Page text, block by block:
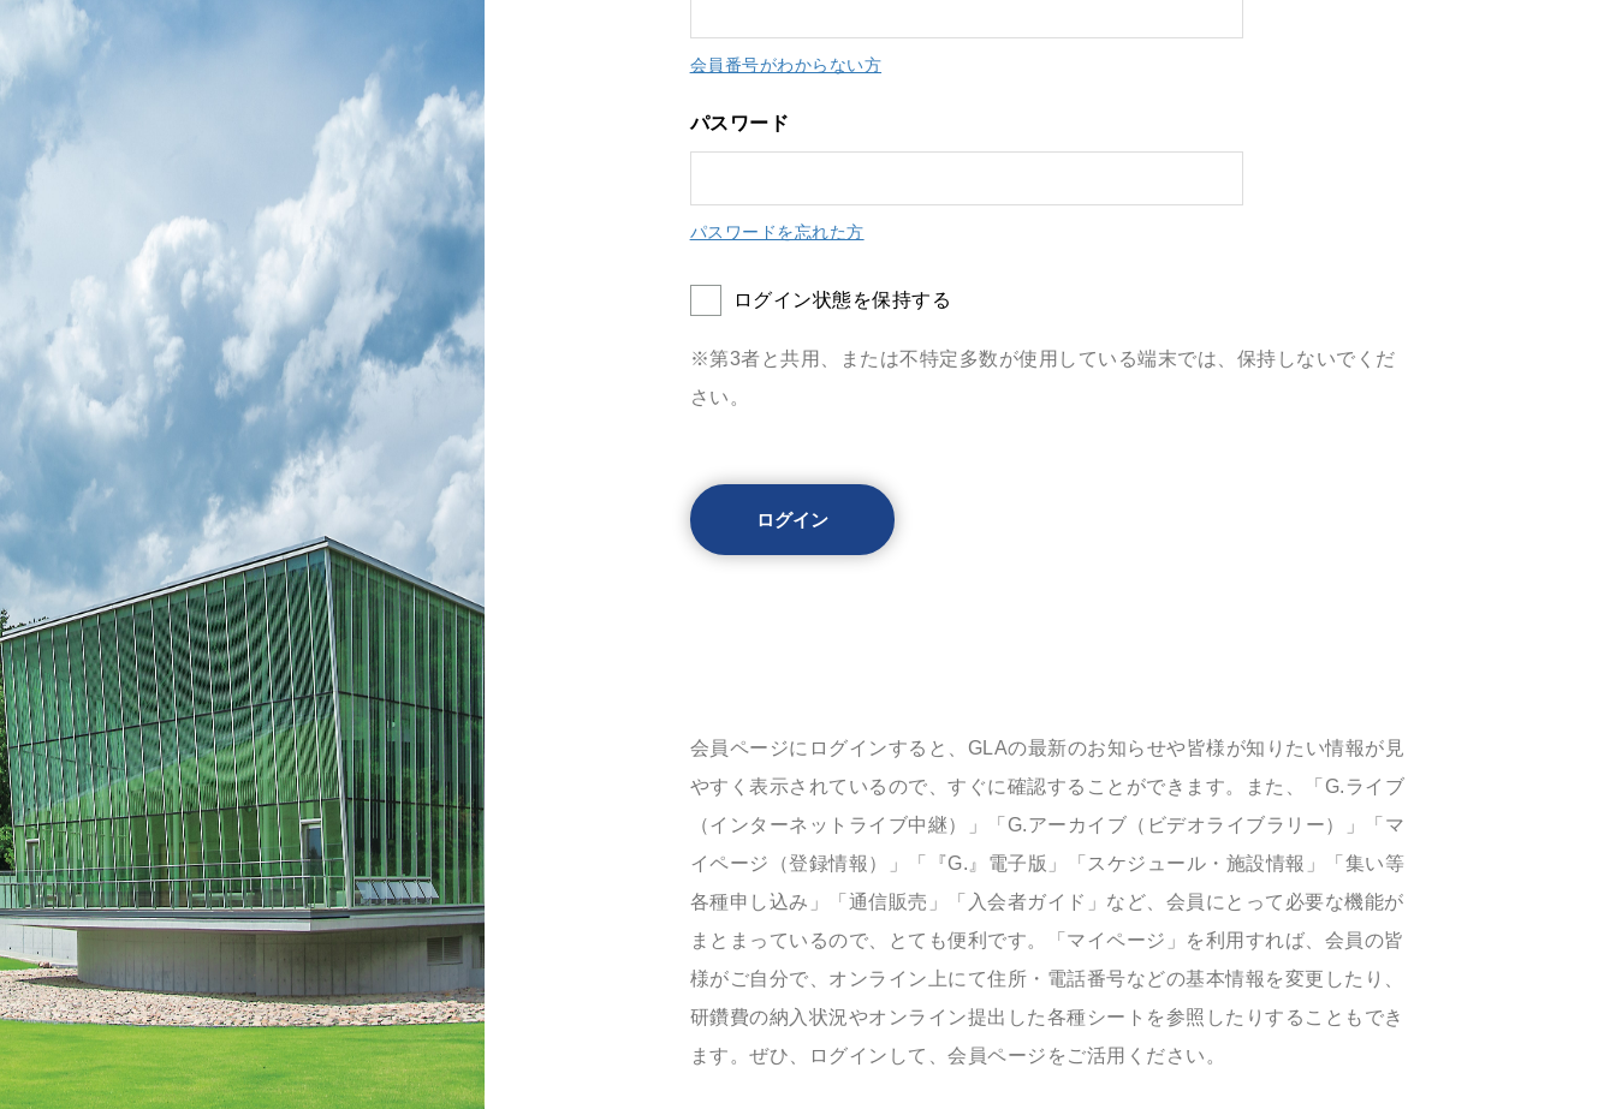
会員番号がわからない方
パスワード
パスワードを忘れた方
ログイン状態を保持する
※第3者と共用、または不特定多数が使用している端末では、保持しないでくだ
さい。
会員ページにログインすると、GLAの最新のお知らせや皆様が知りたい情報が見
やすく表示されているので、すぐに確認することができます。また、「G.ライブ
（インターネットライブ中継）」「G.アーカイブ（ビデオライブラリー）」「マ
イページ（登録情報）」「『G.』電子版」「スケジュール・施設情報」「集い等
各種申し込み」「通信販売」「入会者ガイド」など、会員にとって必要な機能が
まとまっているので、とても便利です。「マイページ」を利用すれば、会員の皆
様がご自分で、オンライン上にて住所・電話番号などの基本情報を変更したり、
研鑽費の納入状況やオンライン提出した各種シートを参照したりすることもでき
ます。ぜひ、ログインして、会員ページをご活用ください。